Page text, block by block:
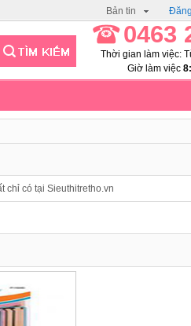
Bản tin
0463
Thời gian làm việc:
Giờ làm việc
chỉ có tại Sieuthitretho.vn